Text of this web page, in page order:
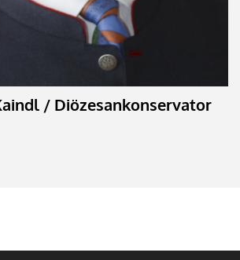
/ Diözesankonservator